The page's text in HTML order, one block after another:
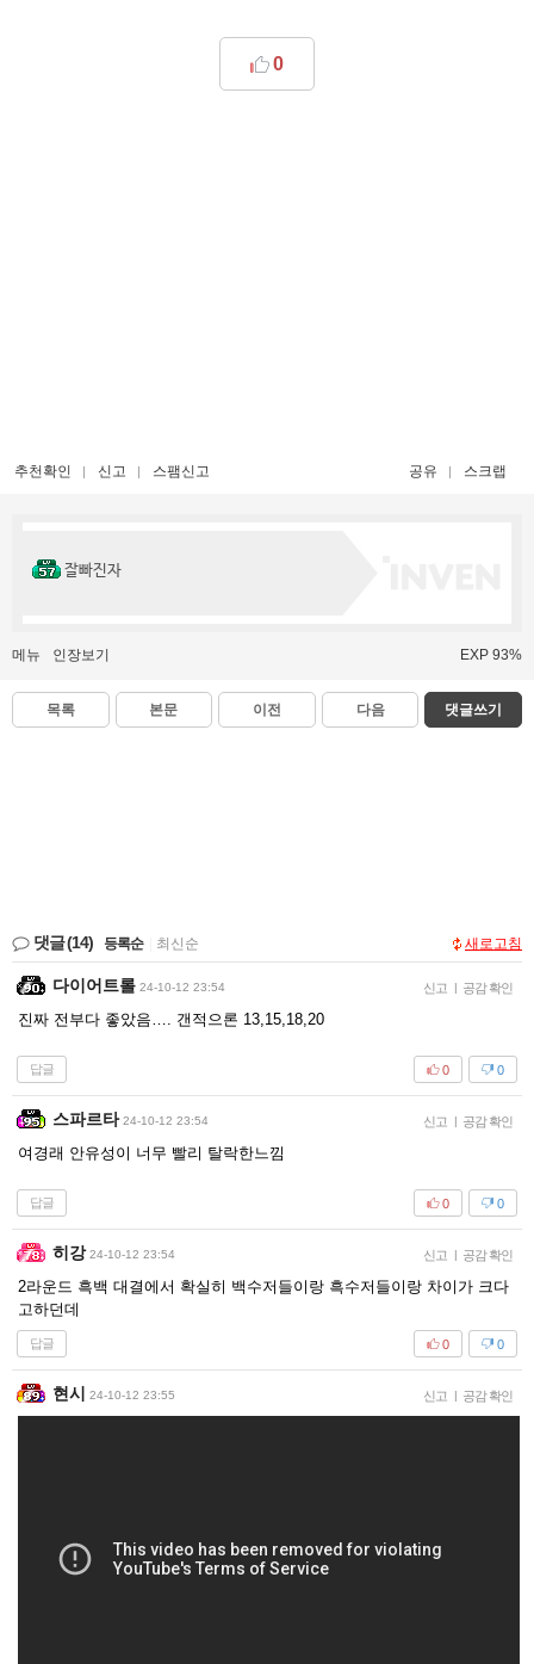
0
추천확인 신고 스팸신고 공유 스크랩
잘빠진자
메뉴 인장보기 EXP 93%
목록 본문 이전 다음 댓글쓰기
댓글(14) 등록순 최신순 새로고침
다이어트롤 24-10-12 23:54 신고 | 공감 확인
진짜 전부다 좋았음…. 갠적으론 13,15,18,20
답글 0
0
스파르타 24-10-12 23:54 신고 | 공감 확인
여경래 안유성이 너무 빨리 탈락한느낌
답글 0
0
히강 24-10-12 23:54 신고 | 공감 확인
2라운드 흑백 대결에서 확실히 백수저들이랑 흑수저들이랑 차이가 크다
고하던데
답글 0
0
현시 24-10-12 23:55 신고 | 공감 확인